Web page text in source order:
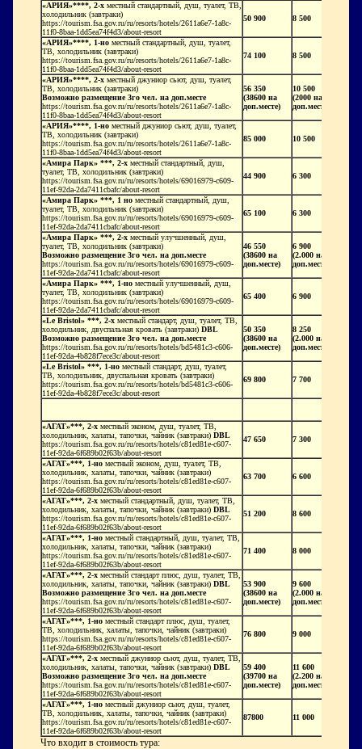
«АРИЯ»****, 2-х местный стандартный, душ, туалет, ТВ,
холодильник (завтраки)
https://tourism.fsa.gov.ru/ru/resorts/hotels/2611a6e7-1a8c-
11f0-8baa-1dd5ea74f4d3/about-resort
50 900 8 500
«АРИЯ»****, 1-но местный стандартный, душ, туалет,
ТВ, холодильник (завтраки)
https://tourism.fsa.gov.ru/ru/resorts/hotels/2611a6e7-1a8c-
11f0-8baa-1dd5ea74f4d3/about-resort
74 100 8 500
«АРИЯ»****, 2-х местный джуниор сьют, душ, туалет,
ТВ, холодильник (завтраки)
Возможно размещение 3го чел. на доп.месте
https://tourism.fsa.gov.ru/ru/resorts/hotels/2611a6e7-1a8c-
11f0-8baa-1dd5ea74f4d3/about-resort
56 350
(38600 на
доп.месте)
10 500
(2000 на
доп.месте)
«АРИЯ»****, 1-но местный джуниор сьют, душ, туалет,
ТВ, холодильник (завтраки)
https://tourism.fsa.gov.ru/ru/resorts/hotels/2611a6e7-1a8c-
11f0-8baa-1dd5ea74f4d3/about-resort
85 000 10 500
«Амира Парк» ***, 2-х местный стандартный, душ,
туалет, ТВ, холодильник (завтраки)
https://tourism.fsa.gov.ru/ru/resorts/hotels/69016979-c609-
11ef-92da-2da7411cbafc/about-resort
44 900 6 300
«Амира Парк» ***, 1 но местный стандартный, душ,
туалет, ТВ, холодильник (завтраки)
https://tourism.fsa.gov.ru/ru/resorts/hotels/69016979-c609-
11ef-92da-2da7411cbafc/about-resort
65 100 6 300
«Амира Парк» ***, 2-х местный улучшенный, душ,
туалет, ТВ, холодильник (завтраки)
Возможно размещение 3го чел. на доп.месте
https://tourism.fsa.gov.ru/ru/resorts/hotels/69016979-c609-
11ef-92da-2da7411cbafc/about-resort
46 550
(38600 на
доп.месте)
6 900
(2.000 на
доп.месте)
«Амира Парк» ***, 1-но местный улучшенный, душ,
туалет, ТВ, холодильник (завтраки)
https://tourism.fsa.gov.ru/ru/resorts/hotels/69016979-c609-
11ef-92da-2da7411cbafc/about-resort
65 400 6 900
«Le Bristol» ***, 2-х местный стандарт, душ, туалет, ТВ,
холодильник, двуспальная кровать (завтраки) DBL
Возможно размещение 3го чел. на доп.месте
https://tourism.fsa.gov.ru/ru/resorts/hotels/bd5481c3-c606-
11ef-92da-4b828f7ece3c/about-resort
50 350
(38600 на
доп.месте)
8 250
(2.000 на
доп.месте)
«Le Bristol» ***, 1-но местный стандарт, душ, туалет,
ТВ, холодильник, двуспальная кровать (завтраки)
https://tourism.fsa.gov.ru/ru/resorts/hotels/bd5481c3-c606-
11ef-92da-4b828f7ece3c/about-resort
69 800 7 700
«АГАТ»***, 2-х местный эконом, душ, туалет, ТВ,
холодильник, халаты, тапочки, чайник (завтраки) DBL
https://tourism.fsa.gov.ru/ru/resorts/hotels/c81ed81e-c607-
11ef-92da-6f689b02f63b/about-resort
47 650 7 300
«АГАТ»***, 1-но местный эконом, душ, туалет, ТВ,
холодильник, халаты, тапочки, чайник (завтраки)
https://tourism.fsa.gov.ru/ru/resorts/hotels/c81ed81e-c607-
11ef-92da-6f689b02f63b/about-resort
63 700 6 600
«АГАТ»***, 2-х местный стандартный, душ, туалет, ТВ,
холодильник, халаты, тапочки, чайник (завтраки) DBL
https://tourism.fsa.gov.ru/ru/resorts/hotels/c81ed81e-c607-
11ef-92da-6f689b02f63b/about-resort
51 200 8 600
«АГАТ»***, 1-но местный стандартный, душ, туалет, ТВ,
холодильник, халаты, тапочки, чайник (завтраки)
https://tourism.fsa.gov.ru/ru/resorts/hotels/c81ed81e-c607-
11ef-92da-6f689b02f63b/about-resort
71 400 8 000
«АГАТ»***, 2-х местный стандарт плюс, душ, туалет, ТВ,
холодильник, халаты, тапочки, чайник (завтраки) DBL
Возможно размещение 3го чел. на доп.месте
https://tourism.fsa.gov.ru/ru/resorts/hotels/c81ed81e-c607-
11ef-92da-6f689b02f63b/about-resort
53 900
(38600 на
доп.месте)
9 600
(2.000 на
доп.месте)
«АГАТ»***, 1-но местный стандарт плюс, душ, туалет,
ТВ, холодильник, халаты, тапочки, чайник (завтраки)
https://tourism.fsa.gov.ru/ru/resorts/hotels/c81ed81e-c607-
11ef-92da-6f689b02f63b/about-resort
76 800 9 000
«АГАТ»***, 2-х местный джуниор сьют, душ, туалет, ТВ,
холодильник, халаты, тапочки, чайник (завтраки) DBL
Возможно размещение 3го чел. на доп.месте
https://tourism.fsa.gov.ru/ru/resorts/hotels/c81ed81e-c607-
11ef-92da-6f689b02f63b/about-resort
59 400
(39700 на
доп.месте)
11 600
(2.200 на
доп.месте)
«АГАТ»***, 1-но местный джуниор сьют, душ, туалет,
ТВ, холодильник, халаты, тапочки, чайник (завтраки)
https://tourism.fsa.gov.ru/ru/resorts/hotels/c81ed81e-c607-
11ef-92da-6f689b02f63b/about-resort
87800 11 000
Что входит в стоимость тура: